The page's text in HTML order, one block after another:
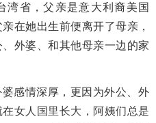
湾省，父亲是意大利裔美国
在她出生前便离开了母亲，
外婆、和其他母亲一边的家
感情深厚，更因为外公、外
女人国里长大，阿姨们总是